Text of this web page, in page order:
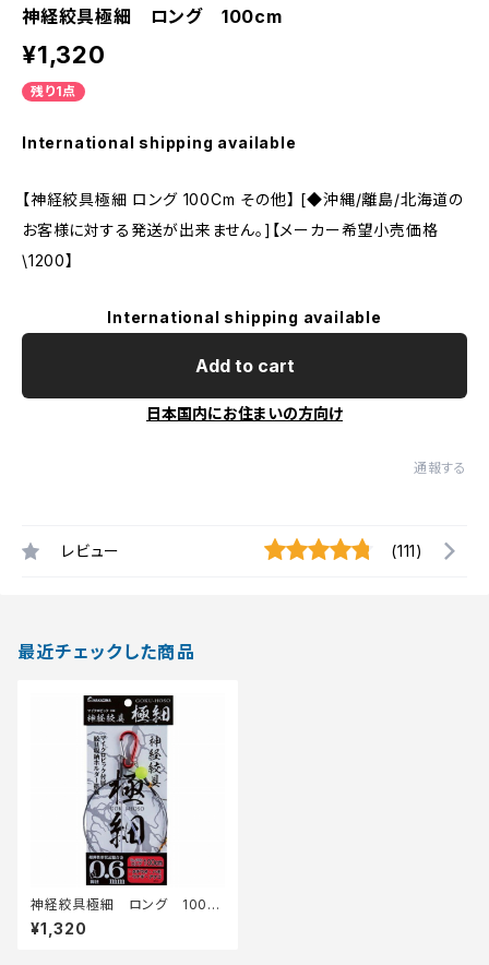
神経絞具極細 ロング 100cm
¥1,320
残り1点
International shipping available
【神経絞具極細 ロング 100Cm その他】 [◆沖縄/離島/北海道の
お客様に対する発送が出来ません。]【メーカー希望小売価格
\1200】
International shipping available
Add to cart
日本国内にお住まいの方向け
通報する
レビュー (111)
最近チェックした商品
神経絞具極細 ロング 100c
m
¥1,320